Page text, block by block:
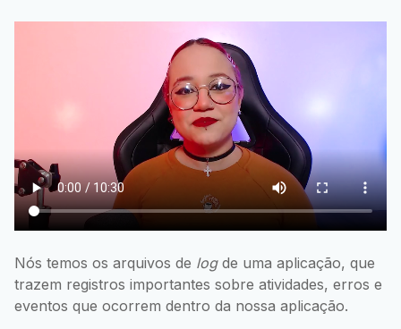
Nós temos os arquivos de logde uma aplicação, que
trazem registros importantes sobre atividades, erros e
eventos que ocorrem dentro da nossa aplicação.